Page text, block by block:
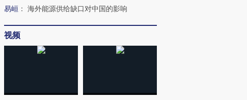
易峘 ： 海外能源供给缺口对中国的影响
视频